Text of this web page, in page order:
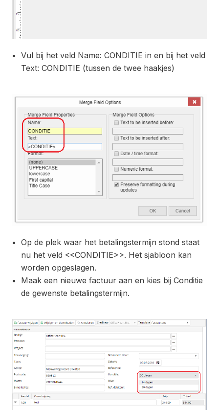
Vul bij het veld Name: CONDITIE in en bij het veld
Text: CONDITIE (tussen de twee haakjes)
Op de plek waar het betalingstermijn stond staat
nu het veld <<CONDITIE>>. Het sjabloon kan
worden opgeslagen.
Maak een nieuwe factuur aan en kies bij Conditie
de gewenste betalingstermijn.